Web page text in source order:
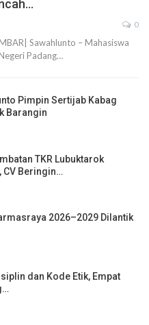
0
Sawahlunto – Mahasiswa
Padang…
Pimpin Sertijab Kabag
Barangin
TKR Lubuktarok
CV Beringin…
2026–2029 Dilantik
dan Kode Etik, Empat